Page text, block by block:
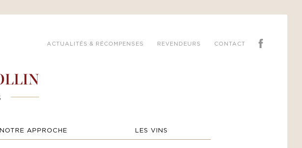
ACTUALITÉS & RÉCOMPENSES REVENDEURS CONTACT
NOTRE APPROCHE LES VINS